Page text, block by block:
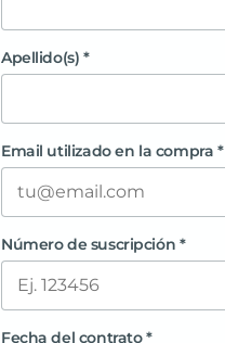
Apellido(s) *
Email utilizado en la compra *
Número de suscripción *
Fecha del contrato *